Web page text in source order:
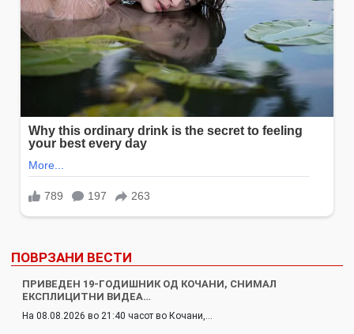
ПОВРЗАНИ ВЕСТИ
ПРИВЕДЕН 19-ГОДИШНИК ОД КОЧАНИ, СНИМАЛ
ЕКСПЛИЦИТНИ ВИДЕА…
На 08.08.2026 во 21:40 часот во Кочани,…